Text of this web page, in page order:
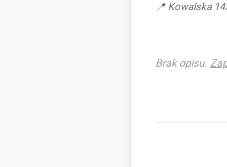
📍 Kowalska
Brak opisu.